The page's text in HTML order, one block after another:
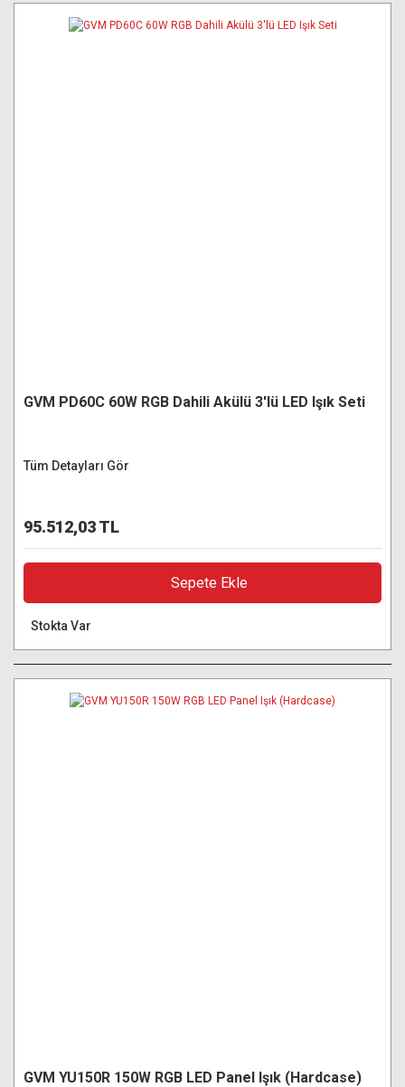
GVM PD60C 60W RGB Dahili Akülü 3'lü LED Işık Seti
Tüm Detayları Gör
95.512,03 TL
Sepete Ekle
Stokta Var
GVM YU150R 150W RGB LED Panel Işık (Hardcase)